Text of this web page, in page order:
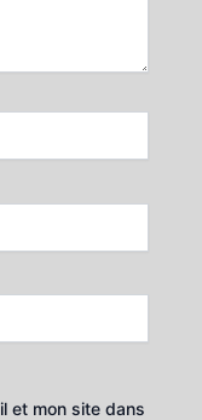
et mon site dans